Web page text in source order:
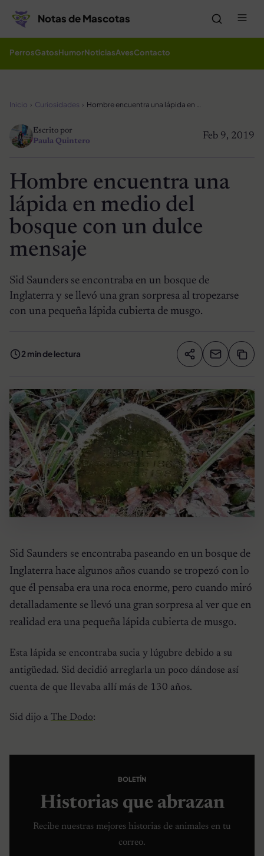
Notas de Mascotas
PerrosGatosHumorNoticiasAvesContacto
Inicio Curiosidades Hombre encuentra una lápida en medio del bosque con un dulce mensaje
Feb 9, 2019
Escrito por
Paula Quintero
Hombre encuentra una
lápida en medio del
bosque con un dulce
mensaje
Sid Saunders se encontraba en un bosque de
Inglaterra y se llevó una gran sorpresa al tropezarse
con una pequeña lápida cubierta de musgo.
2 min de lectura Compartir
Sid Saunders se encontraba paseando en un bosque de
Inglaterra hace algunos años cuando se tropezó con lo
que él pensaba era una roca enorme, pero cuando miró
detalladamente se llevó una gran sorpresa al ver que en
realidad era una pequeña lápida cubierta de musgo.
Esta lápida se encontraba sucia y lúgubre debido a su
antigüedad. Sid decidió arreglarla un poco dándose así
cuenta de que llevaba allí más de 130 años.
Sid dijo a The Dodo:
BOLETÍN
Historias que abrazan
Recibe nuestras mejores historias de animales en tu
correo.